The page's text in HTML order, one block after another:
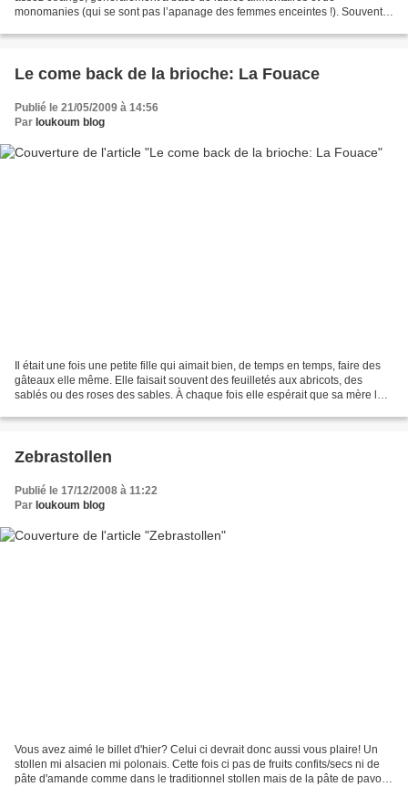
monomanies (qui se sont pas l’apanage des femmes enceintes !). Souvent,
Le come back de la brioche: La Fouace
Publié le 21/05/2009 à 14:56
Par loukoum blog
Il était une fois une petite fille qui aimait bien, de temps en temps, faire des
gâteaux elle même. Elle faisait souvent des feuilletés aux abricots, des
sablés ou des roses des sables. À chaque fois elle espérait que sa mère lui
Zebrastollen
Publié le 17/12/2008 à 11:22
Par loukoum blog
Vous avez aimé le billet d'hier? Celui ci devrait donc aussi vous plaire! Un
stollen mi alsacien mi polonais. Cette fois ci pas de fruits confits/secs ni de
pâte d'amande comme dans le traditionnel stollen mais de la pâte de pavot,